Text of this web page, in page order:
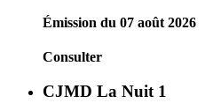
Émission du 07 août 2026
Consulter
CJMD La Nuit 1